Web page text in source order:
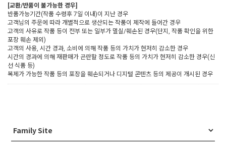
[교환/반품이 불가능한 경우]
반품가능기간(작품 수령후 7일 이내)이 지난 경우
고객님의 주문에 따라 개별적으로 생산되는 작품이 제작에 들어간 경우
고객의 사유로 작품 등이 전부 또는 일부가 멸실/훼손된 경우(단지, 작품 확인을 위한
포장 훼손 제외)
고객의 사용, 시간 경과, 소비에 의해 작품 등의 가치가 현저히 감소한 경우
시간의 경과에 의해 재판매가 곤란할 정도로 작품 등의 가치가 현저히 감소한 경우(신
선 식품 등)
복제가 가능한 작품 등의 포장을 훼손되거나 디지털 콘텐츠 등의 제공이 개시된 경우